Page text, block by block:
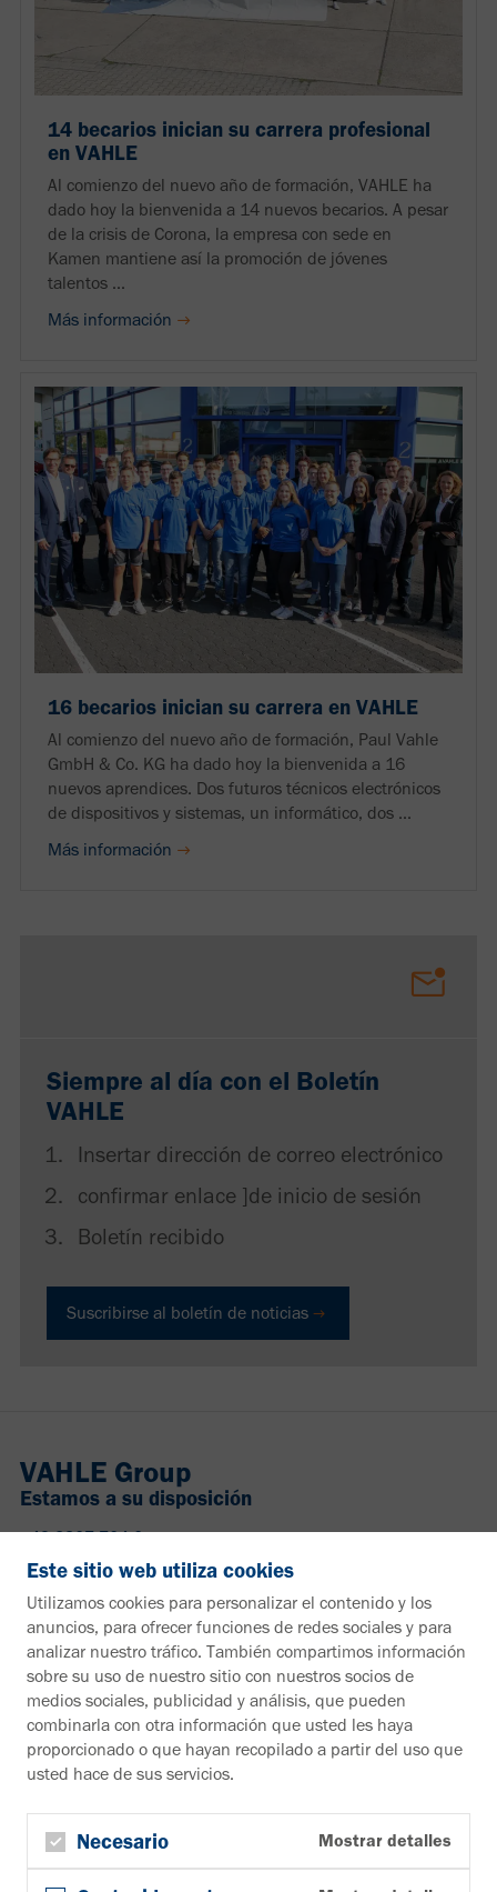
14 becarios inician su carrera profesional
en VAHLE
Al comienzo del nuevo año de formación, VAHLE ha
dado hoy la bienvenida a 14 nuevos becarios. A pesar
de la crisis de Corona, la empresa con sede en
Kamen mantiene así la promoción de jóvenes
talentos ...
Más información
16 becarios inician su carrera en VAHLE
Al comienzo del nuevo año de formación, Paul Vahle
GmbH & Co. KG ha dado hoy la bienvenida a 16
nuevos aprendices. Dos futuros técnicos electrónicos
de dispositivos y sistemas, un informático, dos ...
Más información
Siempre al día con el Boletín
VAHLE
Insertar dirección de correo electrónico
confirmar enlace ]de inicio de sesión
Boletín recibido
Suscribirse al boletín de noticias
VAHLE Group
Estamos a su disposición
+49 2307 704-0
info@vahle.de
Paul Vahle GmbH & Co. KG
Westicker Str. 52
59174 Kamen
Alemania
¿Desea más información?
Material informativo
A la zona de descargas
Boletín
Suscribirse al boletín de noticias
Síguenos en
Este sitio web utiliza cookies
Utilizamos cookies para personalizar el contenido y los
anuncios, para ofrecer funciones de redes sociales y para
analizar nuestro tráfico. También compartimos información
sobre su uso de nuestro sitio con nuestros socios de
medios sociales, publicidad y análisis, que pueden
combinarla con otra información que usted les haya
proporcionado o que hayan recopilado a partir del uso que
usted hace de sus servicios.
Necesario Mostrar detalles